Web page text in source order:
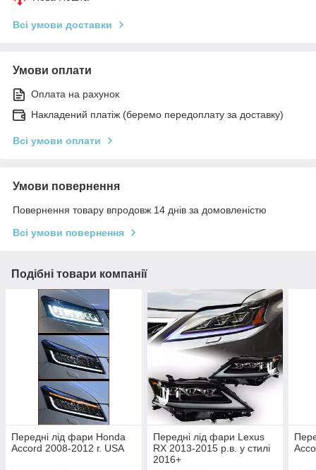
Всі умови доставки
Умови оплати
Оплата на рахунок
Накладений платіж (беремо передоплату за доставку)
Всі умови оплати
Умови повернення
Повернення товару впродовж 14 днів за домовленістю
Всі умови повернення
Подібні товари компанії
Передні лід фари Honda
Accord 2008-2012 г. USA
Передні лід фари Lexus
RX 2013-2015 р.в. у стилі
2016+